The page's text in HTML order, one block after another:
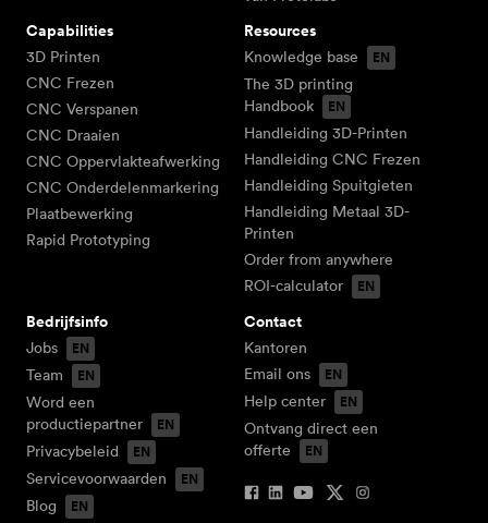
Capabilities
3D Printen
CNC Frezen
CNC Verspanen
CNC Draaien
CNC Oppervlakteafwerking
CNC Onderdelenmarkering
Plaatbewerking
Rapid Prototyping
Resources
Knowledge base
The 3D printing
Handbook
Handleiding 3D-Printen
Handleiding CNC Frezen
Handleiding Spuitgieten
Handleiding Metaal 3D-
Printen
Order from anywhere
ROI-calculator
Bedrijfsinfo
Jobs
Team
Word een
productiepartner
Privacybeleid
Servicevoorwaarden
Blog
Contact
Kantoren
Email ons
Help center
Ontvang direct een
offerte